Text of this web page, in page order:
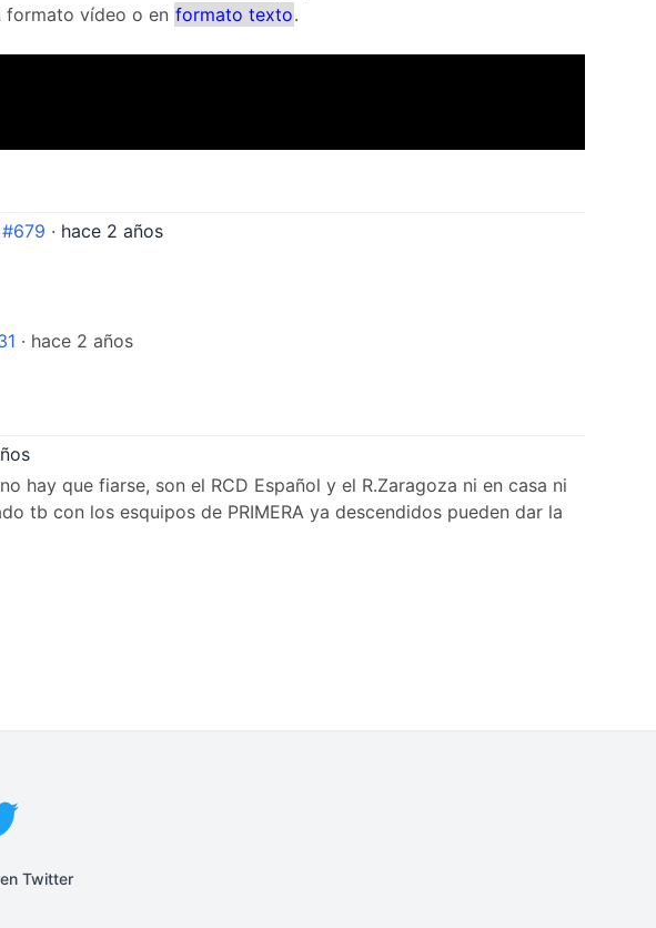
formato vídeo o en formato texto.
· hace 2 años
· hace 2 años
hay que fiarse, son el RCD Español y el R.Zaragoza ni en casa ni
tb con los esquipos de PRIMERA ya descendidos pueden dar la
Twitter